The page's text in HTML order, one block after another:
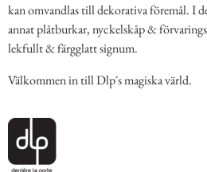
kan omvandlas till dekorativa föremål. I
annat plåtburkar, nyckelskåp &
lekfullt & färgglatt signum.
Välkommen in till Dlp´s magiska värld.